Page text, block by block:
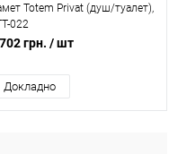
Totem Privat (душ/туалет),
022
грн. / шт
Докладно